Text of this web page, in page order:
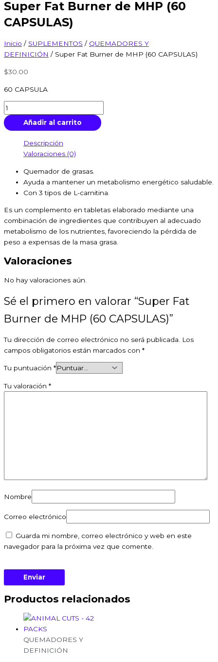
Super Fat Burner de MHP (60
CAPSULAS)
Inicio / SUPLEMENTOS / QUEMADORES Y
DEFINICIÓN / Super Fat Burner de MHP (60 CAPSULAS)
$30.00
60 CAPSULA
Añadir al carrito
Descripción
Valoraciones (0)
Quemador de grasas.
Ayuda a mantener un metabolismo energético saludable.
Con 3 tipos de L-carnitina.
Es un complemento en tabletas elaborado mediante una
combinación de ingredientes que contribuyen al adecuado
metabolismo de los nutrientes, favoreciendo la pérdida de
peso a expensas de la masa grasa.
Valoraciones
No hay valoraciones aún.
Sé el primero en valorar “Super Fat
Burner de MHP (60 CAPSULAS)”
Tu dirección de correo electrónico no será publicada.
Los
campos obligatorios están marcados con *
Tu puntuación *
Tu valoración *
Nombre
Correo electrónico
Guarda mi nombre, correo electrónico y web en este
navegador para la próxima vez que comente.
Productos relacionados
QUEMADORES Y
DEFINICIÓN